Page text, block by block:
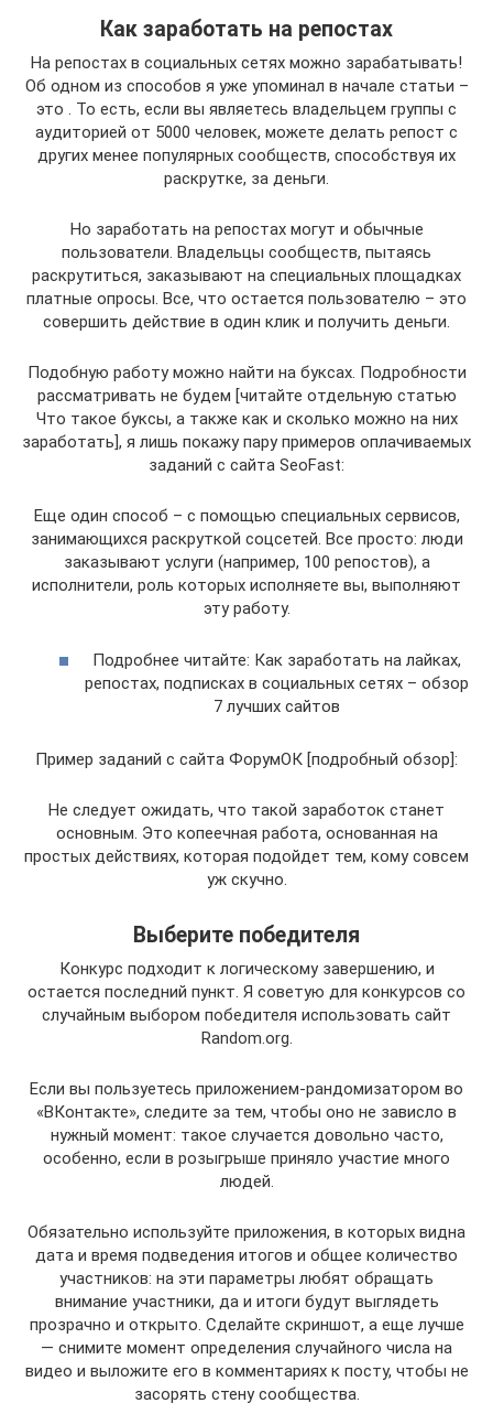
Как заработать на репостах
На репостах в социальных сетях можно зарабатывать!
Об одном из способов я уже упоминал в начале статьи –
это . То есть, если вы являетесь владельцем группы с
аудиторией от 5000 человек, можете делать репост с
других менее популярных сообществ, способствуя их
раскрутке, за деньги.
Но заработать на репостах могут и обычные
пользователи. Владельцы сообществ, пытаясь
раскрутиться, заказывают на специальных площадках
платные опросы. Все, что остается пользователю – это
совершить действие в один клик и получить деньги.
Подобную работу можно найти на буксах. Подробности
рассматривать не будем [читайте отдельную статью
Что такое буксы, а также как и сколько можно на них
заработать], я лишь покажу пару примеров оплачиваемых
заданий с сайта SeoFast:
Еще один способ – с помощью специальных сервисов,
занимающихся раскруткой соцсетей. Все просто: люди
заказывают услуги (например, 100 репостов), а
исполнители, роль которых исполняете вы, выполняют
эту работу.
Подробнее читайте: Как заработать на лайках,
репостах, подписках в социальных сетях – обзор
7 лучших сайтов
Пример заданий с сайта ФорумОК [подробный обзор]:
Не следует ожидать, что такой заработок станет
основным. Это копеечная работа, основанная на
простых действиях, которая подойдет тем, кому совсем
уж скучно.
Выберите победителя
Конкурс подходит к логическому завершению, и
остается последний пункт. Я советую для конкурсов со
случайным выбором победителя использовать сайт
Random.org.
Если вы пользуетесь приложением-рандомизатором во
«ВКонтакте», следите за тем, чтобы оно не зависло в
нужный момент: такое случается довольно часто,
особенно, если в розыгрыше приняло участие много
людей.
Обязательно используйте приложения, в которых видна
дата и время подведения итогов и общее количество
участников: на эти параметры любят обращать
внимание участники, да и итоги будут выглядеть
прозрачно и открыто. Сделайте скриншот, а еще лучше
— снимите момент определения случайного числа на
видео и выложите его в комментариях к посту, чтобы не
засорять стену сообщества.